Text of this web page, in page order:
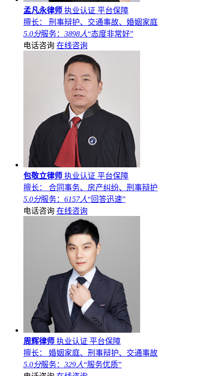
孟凡永律师 执业认证 平台保障
擅长： 刑事辩护、交通事故、婚姻家庭
5.0分服务： 3898人“态度非常好”
电话咨询 在线咨询
包敬立律师 执业认证 平台保障
擅长： 合同事务、房产纠纷、刑事辩护
5.0分服务： 6157人“回答迅速”
电话咨询 在线咨询
周辉律师 执业认证 平台保障
擅长： 婚姻家庭、刑事辩护、交通事故
5.0分服务： 329人“服务优质”